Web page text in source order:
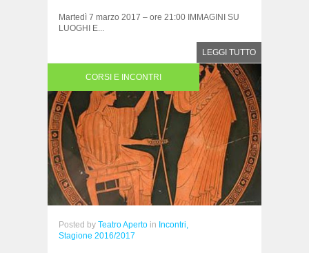
Martedì 7 marzo 2017 – ore 21:00 IMMAGINI SU
LUOGHI E...
LEGGI TUTTO
CORSI E INCONTRI
Posted by Teatro Aperto in Incontri,
Stagione 2016/2017